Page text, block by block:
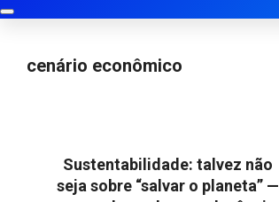
cenário econômico
Sustentabilidade: talvez não
seja sobre “salvar o planeta” —